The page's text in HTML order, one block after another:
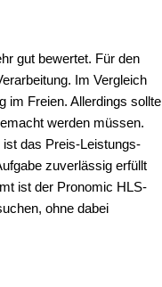
gut bewertet. Für den
Im Vergleich
im Freien. Allerdings sollte
werden müssen.
das Preis-Leistungs-
zuverlässig erfüllt
ist der Pronomic HLS-
ohne dabei